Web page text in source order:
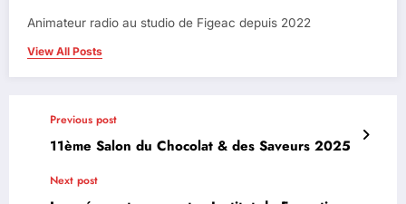
Animateur radio au studio de Figeac depuis 2022
View All Posts
Previous post
11ème Salon du Chocolat & des Saveurs 2025
Next post